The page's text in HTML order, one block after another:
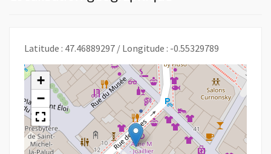
Latitude : 47.46889297 / Longitude : -0.55329789
+
−